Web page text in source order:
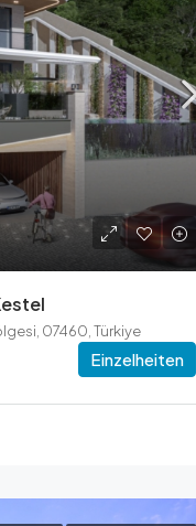
07460, Türkiye
Einzelheiten
auf Anfrage